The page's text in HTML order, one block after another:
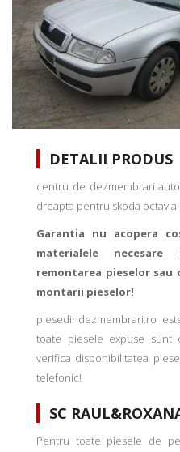
DETALII PRODUS
centru de dezmembrari
dreapta pentru skoda octavia
Garantia nu acopera
materialele
remontarea pieselor
montarii pieselor!
piesedindezmembrari.ro
toate piesele expuse sunt
verifica disponibilitatea
telefonic!
SC
Pentru toate piesele de